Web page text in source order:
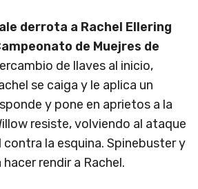
derrota a Rachel Ellering
de Muejres de
de llaves al inicio,
se caiga y le aplica un
y pone en aprietos a la
resiste, volviendo al ataque
contra la esquina. Spinebuster y
rendir a Rachel.